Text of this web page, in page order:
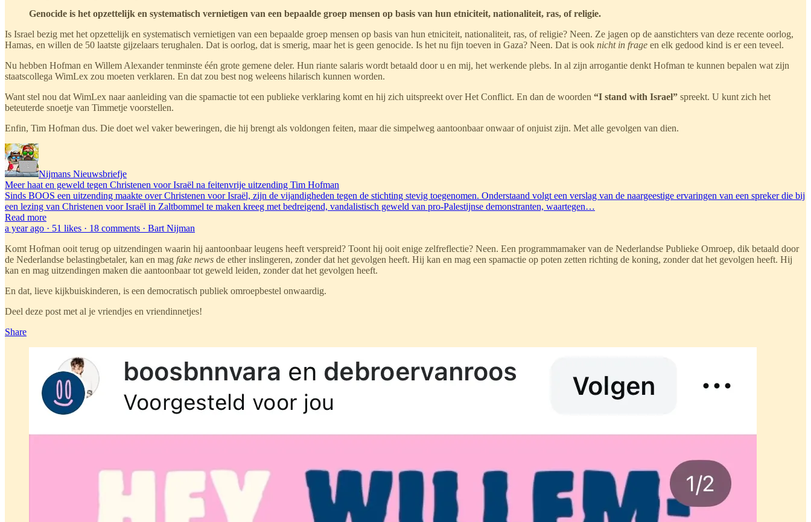
Genocide is het opzettelijk en systematisch vernietigen van een bepaalde groep mensen op basis van hun etniciteit, nationaliteit, ras, of religie.
Is Israel bezig met het opzettelijk en systematisch vernietigen van een bepaalde groep mensen op basis van hun etniciteit, nationaliteit, ras, of religie? Neen. Ze jagen op de aanstichters van deze recente oorlog,
Hamas, en willen de 50 laatste gijzelaars terughalen. Dat is oorlog, dat is smerig, maar het is geen genocide. Is het nu fijn toeven in Gaza? Neen. Dat is ook nicht in frage en elk gedood kind is er een teveel.
Nu hebben Hofman en Willem Alexander tenminste één grote gemene deler. Hun riante salaris wordt betaald door u en mij, het werkende plebs. In al zijn arrogantie denkt Hofman te kunnen bepalen wat zijn
staatscollega WimLex zou moeten verklaren. En dat zou best nog weleens hilarisch kunnen worden.
Want stel nou dat WimLex naar aanleiding van die spamactie tot een publieke verklaring komt en hij zich uitspreekt over Het Conflict. En dan de woorden “I stand with Israel” spreekt. U kunt zich het
beteuterde snoetje van Timmetje voorstellen.
Enfin, Tim Hofman dus. Die doet wel vaker beweringen, die hij brengt als voldongen feiten, maar die simpelweg aantoonbaar onwaar of onjuist zijn. Met alle gevolgen van dien.
Nijmans Nieuwsbriefje
Meer haat en geweld tegen Christenen voor Israël na feitenvrije uitzending Tim Hofman
Sinds BOOS een uitzending maakte over Christenen voor Israël, zijn de vijandigheden tegen de stichting stevig toegenomen. Onderstaand volgt een verslag van de naargeestige ervaringen van een spreker die bij
een lezing van Christenen voor Israël in Zaltbommel te maken kreeg met bedreigend, vandalistisch geweld van pro-Palestijnse demonstranten, waartegen…
Read more
a year ago · 51 likes · 18 comments · Bart Nijman
Komt Hofman ooit terug op uitzendingen waarin hij aantoonbaar leugens heeft verspreid? Toont hij ooit enige zelfreflectie? Neen. Een programmamaker van de Nederlandse Publieke Omroep, dik betaald door
de Nederlandse belastingbetaler, kan en mag fake news de ether inslingeren, zonder dat het gevolgen heeft. Hij kan en mag een spamactie op poten zetten richting de koning, zonder dat het gevolgen heeft. Hij
kan en mag uitzendingen maken die aantoonbaar tot geweld leiden, zonder dat het gevolgen heeft.
En dat, lieve kijkbuiskinderen, is een democratisch publiek omroepbestel onwaardig.
Deel deze post met al je vriendjes en vriendinnetjes!
Share